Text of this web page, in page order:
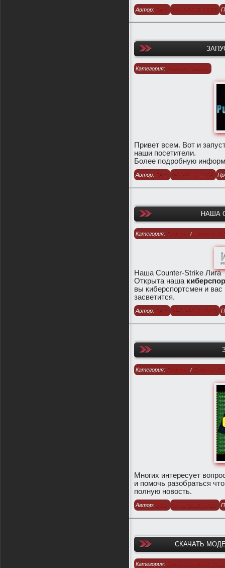
Автор: Berz 24-10-2016, 06:25
Категория: Новости сайта
Привет всем. Вот и
наши посетители.
Более подробную
Автор: Berz 8-06-2016, 11:09
НАША
Категория: Статьи / Новости о
Наша Counter-Strike Лига
Открыта наша
вы киберспортсмен и
засветится.
Автор: Berz 29-01-2016, 10:13
Категория: Статьи /Статьи
Многих интересует
и помочь разобраться
полную новость.
Автор: Berz 29-01-2016, 07:21
СКАЧАТЬ
Категория: Все для клиента